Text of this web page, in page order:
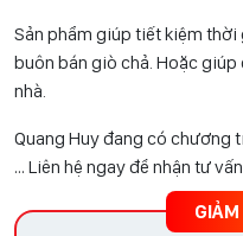
Sản phẩm giúp tiết kiệm
buôn bán giò chả. Hoặc
nhà.
Quang Huy đang có chương
… Liên hệ ngay để nhận tư